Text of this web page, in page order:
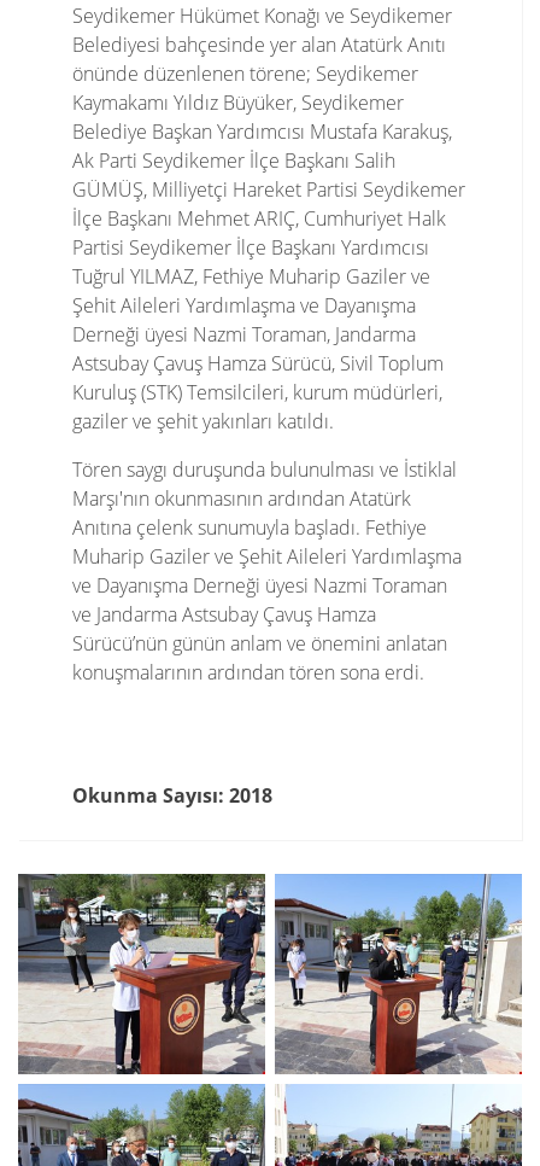
Seydikemer Hükümet Konağı ve Seydikemer
Belediyesi bahçesinde yer alan Atatürk Anıtı
önünde düzenlenen törene; Seydikemer
Kaymakamı Yıldız Büyüker, Seydikemer
Belediye Başkan Yardımcısı Mustafa Karakuş,
Ak Parti Seydikemer İlçe Başkanı Salih
GÜMÜŞ, Milliyetçi Hareket Partisi Seydikemer
İlçe Başkanı Mehmet ARIÇ, Cumhuriyet Halk
Partisi Seydikemer İlçe Başkanı Yardımcısı
Tuğrul YILMAZ, Fethiye Muharip Gaziler ve
Şehit Aileleri Yardımlaşma ve Dayanışma
Derneği üyesi Nazmi Toraman, Jandarma
Astsubay Çavuş Hamza Sürücü, Sivil Toplum
Kuruluş (STK) Temsilcileri, kurum müdürleri,
gaziler ve şehit yakınları katıldı.
Tören saygı duruşunda bulunulması ve İstiklal
Marşı'nın okunmasının ardından Atatürk
Anıtına çelenk sunumuyla başladı. Fethiye
Muharip Gaziler ve Şehit Aileleri Yardımlaşma
ve Dayanışma Derneği üyesi Nazmi Toraman
ve Jandarma Astsubay Çavuş Hamza
Sürücü’nün günün anlam ve önemini anlatan
konuşmalarının ardından tören sona erdi.
Okunma Sayısı: 2018